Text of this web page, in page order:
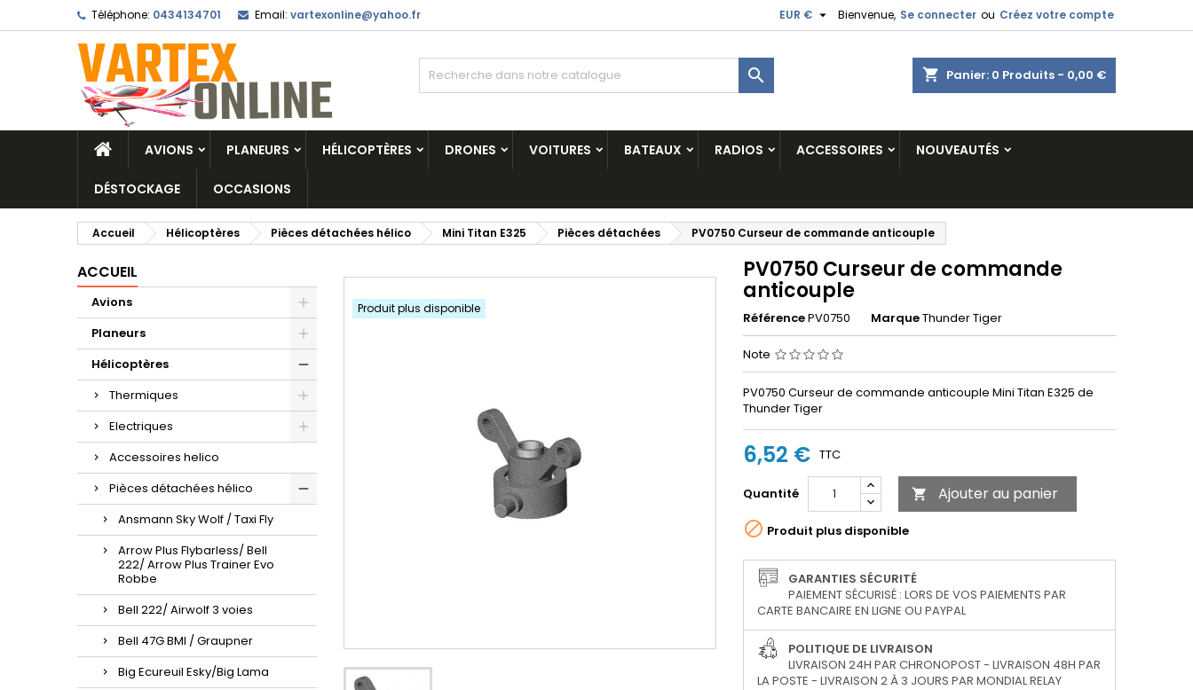
Téléphone: 0434134701 Email: vartexonline@yahoo.fr Bienvenue, Se connecter ou Créez votre compte
EUR € 
shopping_cart Panier: 0 Produits - 0,00 €

AVIONS PLANEURS HÉLICOPTÈRES DRONES VOITURES BATEAUX RADIOS ACCESSOIRES NOUVEAUTÉS
DÉSTOCKAGE OCCASIONS
Accueil Hélicoptères Pièces détachées hélico Mini Titan E325 Pièces détachées PV0750 Curseur de commande anticouple
ACCUEIL
Avions
Planeurs
Hélicoptères
Thermiques
Electriques
Accessoires helico
Pièces détachées hélico
Ansmann Sky Wolf / Taxi Fly
Arrow Plus Flybarless/ Bell
222/ Arrow Plus Trainer Evo
Robbe
Bell 222/ Airwolf 3 voies
Bell 47G BMI / Graupner
Big Ecureuil Esky/Big Lama
Produit plus disponible
PV0750 Curseur de commande
anticouple
RéférencePV0750 MarqueThunder Tiger
Note
PV0750 Curseur de commande anticouple Mini Titan E325 de
Thunder Tiger
6,52 € TTC
Quantité  Ajouter au panier
 Produit plus disponible
GARANTIES SÉCURITÉ
PAIEMENT SÉCURISÉ : LORS DE VOS PAIEMENTS PAR
CARTE BANCAIRE EN LIGNE OU PAYPAL
POLITIQUE DE LIVRAISON
LIVRAISON 24H PAR CHRONOPOST - LIVRAISON 48H PAR
LA POSTE - LIVRAISON 2 À 3 JOURS PAR MONDIAL RELAY